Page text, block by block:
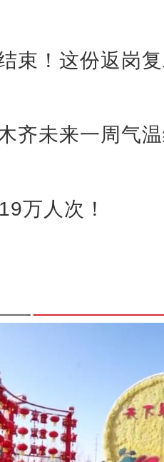
束！这份返岗
齐未来一周气
万人次！
纪事】一起感受新